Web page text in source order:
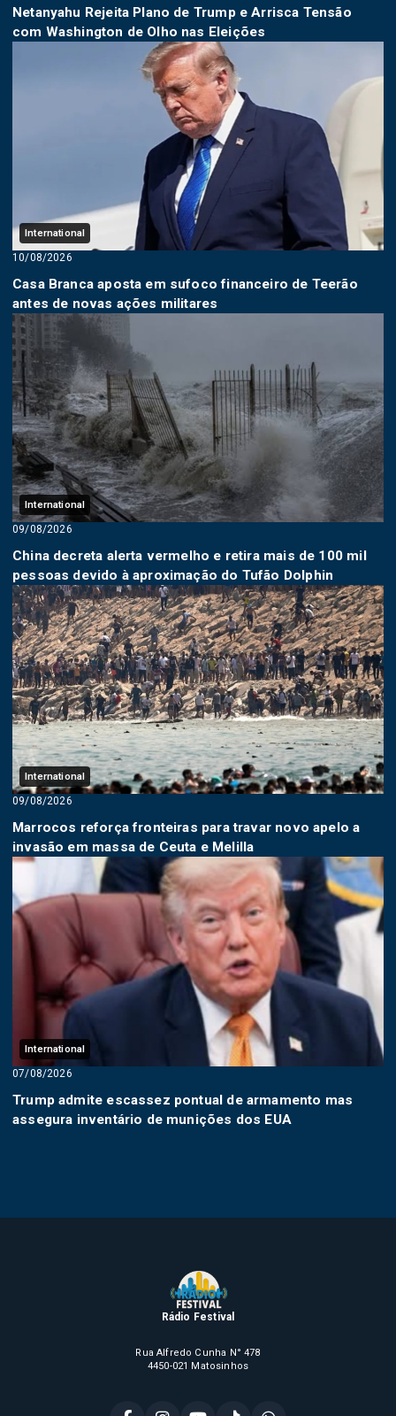
Netanyahu Rejeita Plano de Trump e Arrisca Tensão
com Washington de Olho nas Eleições
International
10/08/2026
Casa Branca aposta em sufoco financeiro de Teerão
antes de novas ações militares
International
09/08/2026
China decreta alerta vermelho e retira mais de 100 mil
pessoas devido à aproximação do Tufão Dolphin
International
09/08/2026
Marrocos reforça fronteiras para travar novo apelo a
invasão em massa de Ceuta e Melilla
International
07/08/2026
Trump admite escassez pontual de armamento mas
assegura inventário de munições dos EUA
Rádio Festival
Rua Alfredo Cunha N° 478
4450-021 Matosinhos